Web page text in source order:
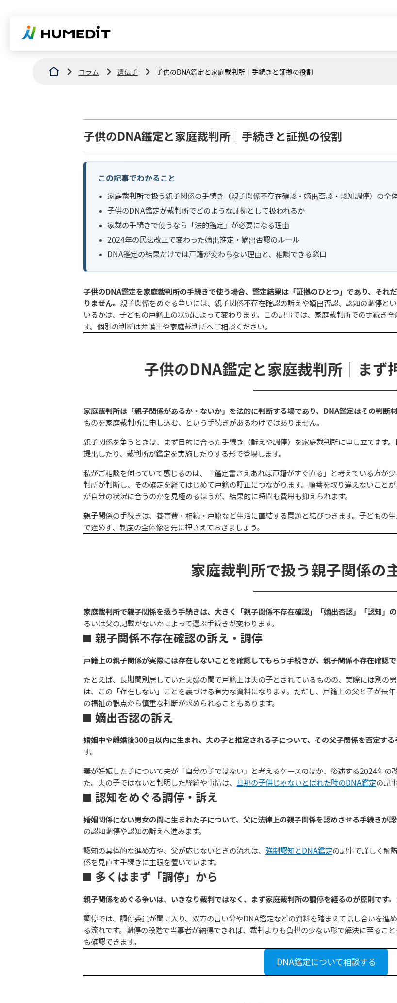
コラム 遺伝子 子供のDNA鑑定と家庭裁判所｜手続きと証拠の役割
子供のDNA鑑定と家庭裁判所｜手続きと証拠の役割
この記事でわかること
家庭裁判所で扱う親子関係の手続き（親子関係不存在確認・嫡出否認・認知調停）の全
子供のDNA鑑定が裁判所でどのような証拠として扱われるか
家裁の手続きで使うなら「法的鑑定」が必要になる理由
2024年の民法改正で変わった嫡出推定・嫡出否認のルール
DNA鑑定の結果だけでは戸籍が変わらない理由と、相談できる窓口
子供のDNA鑑定を家庭裁判所の手続きで使う場合、鑑定結果は「証拠のひとつ」であり、それ
りません。 親子関係をめぐる争いには、親子関係不存在確認の訴えや嫡出否認、認知の調停と
いるかは、子どもの戸籍上の状況によって変わります。この記事では、家庭裁判所での手続き
す。個別の判断は弁護士や家庭裁判所へご相談ください。
子供のDNA鑑定と家庭裁判所｜まず
家庭裁判所は「親子関係があるか・ないか」を法的に判断する場であり、DNA鑑定はその判断
ものを家庭裁判所に申し込む、という手続きがあるわけではありません。
親子関係を争うときは、まず目的に合った手続き（訴えや調停）を家庭裁判所に申し立てます
提出したり、裁判所が鑑定を実施したりする形で登場します。
私がご相談を伺っていて感じるのは、「鑑定書さえあれば戸籍がすぐ直る」と考えている方が
判所が判断し、その確定を経てはじめて戸籍の訂正につながります。順番を取り違えないこと
が自分の状況に合うのかを見極めるほうが、結果的に時間も費用も抑えられます。
親子関係の手続きは、養育費・相続・戸籍など生活に直結する問題と結びつきます。子どもの
で進めず、制度の全体像を先に押さえておきましょう。
家庭裁判所で扱う親子関係の
家庭裁判所で親子関係を扱う手続きは、大きく「親子関係不存在確認」「嫡出否認」「認知」の
るいは父の記載がないかによって選ぶ手続きが変わります。
親子関係不存在確認の訴え・調停
戸籍上の親子関係が実際には存在しないことを確認してもらう手続きが、親子関係不存在確認で
たとえば、長期間別居していた夫婦の間で戸籍上は夫の子とされているものの、実際には別の
は、この「存在しない」ことを裏づける有力な資料になります。ただし、戸籍上の父と子が長
の福祉の観点から慎重な判断が求められることもあります。
嫡出否認の訴え
婚姻中や離婚後300日以内に生まれ、夫の子と推定される子について、その父子関係を否定する
す。
妻が妊娠した子について夫が「自分の子ではない」と考えるケースのほか、後述する2024年の
た。夫の子ではないと判明した経緯や事情は、
旦那の子供じゃないとばれた時のDNA鑑定の記
認知をめぐる調停・訴え
婚姻関係にない男女の間に生まれた子について、父に法律上の親子関係を認めさせる手続きが認
の認知調停や認知の訴えへ進みます。
認知の具体的な進め方や、父が応じないときの流れは、 強制認知とDNA鑑定の記事で詳しく解
係を見直す手続きに主眼を置いています。
多くはまず「調停」から
親子関係をめぐる争いは、いきなり裁判ではなく、まず家庭裁判所の調停を経るのが原則です。
調停では、調停委員が間に入り、双方の言い分やDNA鑑定などの資料を踏まえて話し合いを進
る流れです。調停の段階で当事者が納得できれば、裁判よりも負担の少ない形で解決に至るこ
も確認できます。
DNA鑑定について相談する